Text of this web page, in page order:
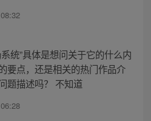
统”具体是想问关于它的什么内
要点，还是相关的热门作品介
题描述吗？ 不知道